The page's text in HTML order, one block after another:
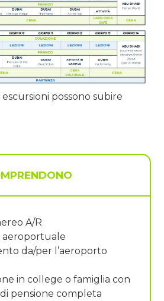
possono subire
A/R
aeroportuale
da/per l’aeroporto
in college o famiglia con
pensione completa